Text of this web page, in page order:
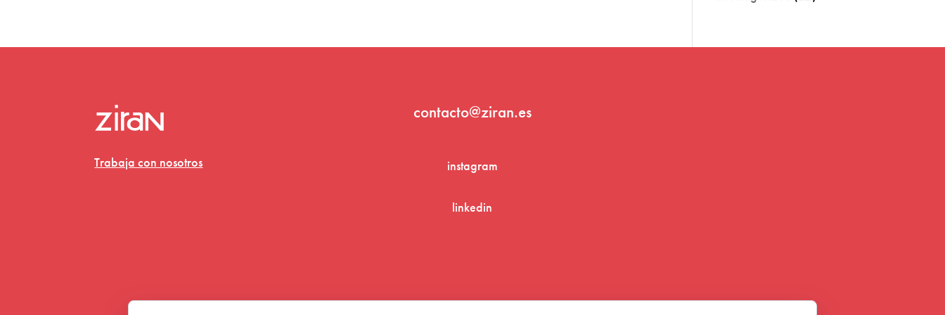
Trabaja con nosotros
contacto@ziran.es
instagram
linkedin